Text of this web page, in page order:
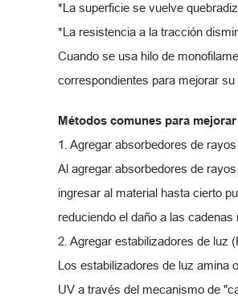
*La superficie se vuelve
*La resistencia a la tracción
Cuando se usa hilo de
correspondientes para mejorar
Métodos comunes para
1. Agregar absorbedores de
Al agregar absorbedores de
ingresar al material hasta cierto
reduciendo el daño a las
2. Agregar estabilizadores de luz
Los estabilizadores de luz amina
UV a través del mecanismo de